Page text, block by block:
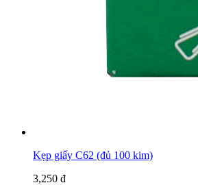
Kẹp giấy C62 (đủ 100 kim)
3,250 đ